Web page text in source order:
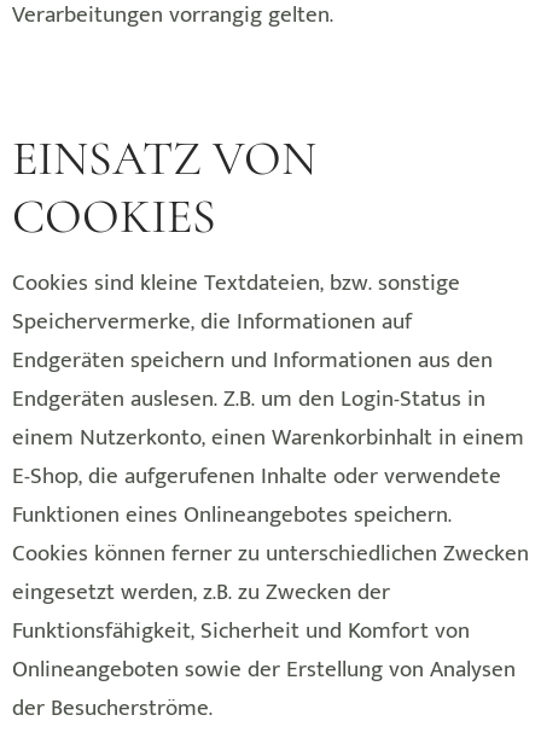
Verarbeitungen vorrangig gelten.
EINSATZ VON
COOKIES
Cookies sind kleine Textdateien, bzw. sonstige
Speichervermerke, die Informationen auf
Endgeräten speichern und Informationen aus den
Endgeräten auslesen. Z.B. um den Login-Status in
einem Nutzerkonto, einen Warenkorbinhalt in einem
E-Shop, die aufgerufenen Inhalte oder verwendete
Funktionen eines Onlineangebotes speichern.
Cookies können ferner zu unterschiedlichen Zwecken
eingesetzt werden, z.B. zu Zwecken der
Funktionsfähigkeit, Sicherheit und Komfort von
Onlineangeboten sowie der Erstellung von Analysen
der Besucherströme.